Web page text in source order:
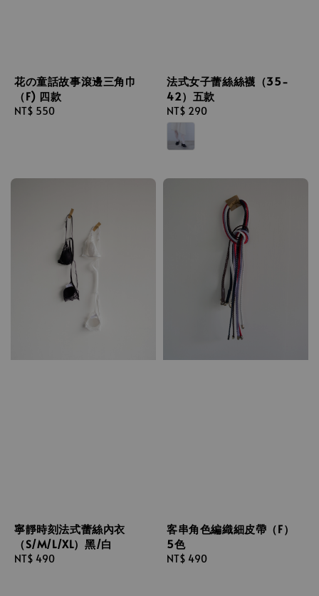
花の童話故事滾邊三角巾
（F) 四款
Regular
NT$ 550
法式女子蕾絲絲襪（35-
42）五款
Regular
price
NT$ 290
寧靜時刻法式蕾絲內衣
（S/M/L/XL）黑/白
Regular
NT$ 490
客串角色編織細皮帶（F）
5色
Regular
NT$ 490